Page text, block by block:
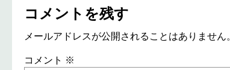
コメントを残す
メールアドレスが公開されることはありません。
コメント ※